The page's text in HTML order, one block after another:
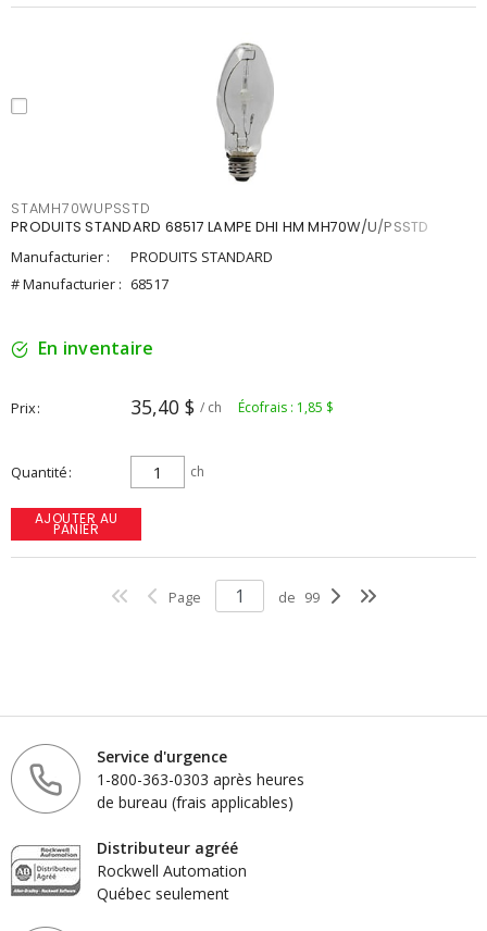
STAMH70WUPSSTD
PRODUITS STANDARD 68517 LAMPE DHI HM MH70W/U/PSSTD
Manufacturier :
PRODUITS STANDARD
# Manufacturier : 68517
En inventaire
Prix 35,40 $ / ch Écofrais : 1,85 $
Quantité ch
AJOUTER AU
PANIER
Page de 99
Service d'urgence
1-800-363-0303 après heures
de bureau (frais applicables)
Distributeur agréé
Rockwell Automation
Québec seulement